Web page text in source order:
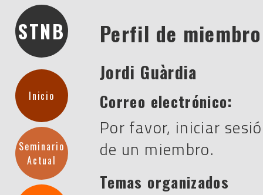
STNB
Inicio
Seminario
Actual
Perfil de miembro
Jordi Guàrdia
Correo electrónico:
Por favor, iniciar
de un miembro.
Temas organizados